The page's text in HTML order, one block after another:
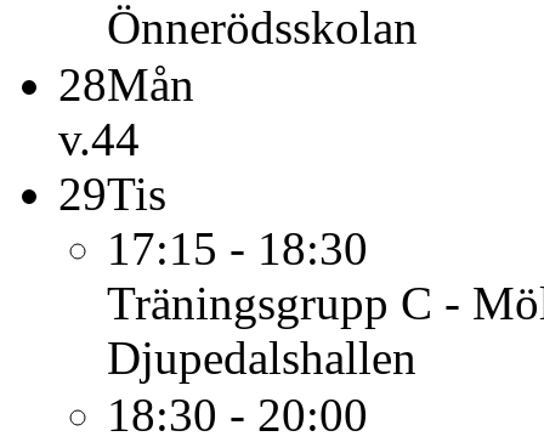
Önnerödsskolan
28Mån
v.44
29Tis
17:15 - 18:30
Träningsgrupp C -
Djupedalshallen
18:30 - 20:00